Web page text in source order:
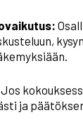
Jos
ja